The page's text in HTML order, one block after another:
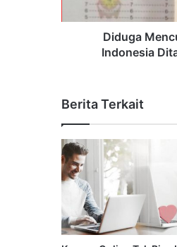
Diduga
Indonesia
Berita Terkait